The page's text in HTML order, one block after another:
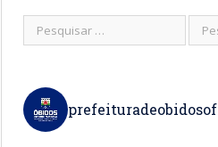
prefeituradeobidosof